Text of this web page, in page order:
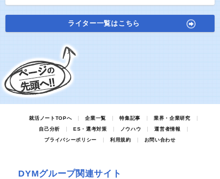
ライター一覧はこちら
就活ノートTOPへ 企業一覧 特集記事
業界・企業研究
自己分析
ES・選考対策 ノウハウ
運営者情報
プライバシーポリシー
利用規約 お問い合わせ
DYMグループ関連サイト